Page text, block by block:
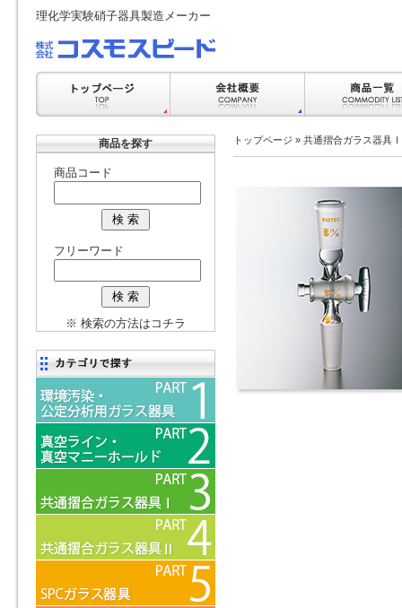
理化学実験硝子器具製造メーカー
商品を探す
商品コード
フリーワード
※ 検索の方法はコチラ
トップページ » 共通摺合ガラス器具Ⅰ